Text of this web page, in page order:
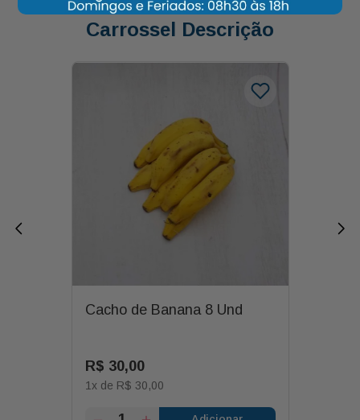
Carrossel Descrição
Cacho de Banana 8 Und
R$ 30,00
1x de R$ 30,00